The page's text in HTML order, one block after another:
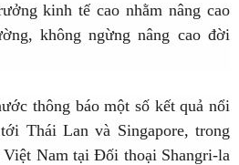
kinh tế cao nhằm nâng cao
không ngừng nâng cao đời
thông báo một số kết quả nổi
Thái Lan và Singapore, trong
Việt Nam tại Đối thoại Shangri-la